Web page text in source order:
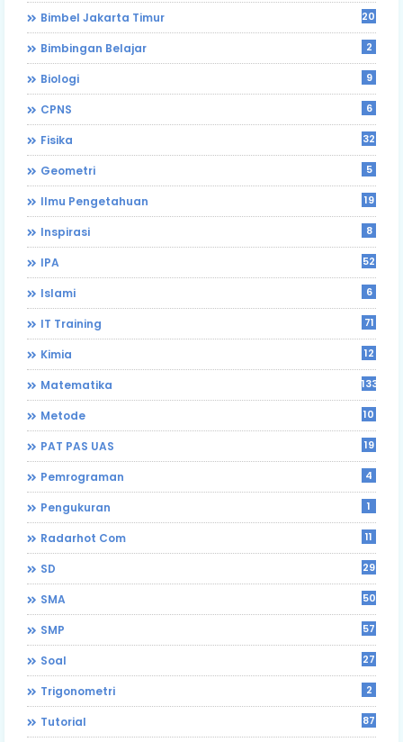
Bimbel Jakarta Timur 203
Bimbingan Belajar 2
Biologi 9
CPNS 6
Fisika 32
Geometri 5
Ilmu Pengetahuan 19
Inspirasi 8
IPA 52
Islami 6
IT Training 71
Kimia 12
Matematika 133
Metode 10
PAT PAS UAS 19
Pemrograman 4
Pengukuran 1
Radarhot Com 11
SD 29
SMA 50
SMP 57
Soal 27
Trigonometri 2
Tutorial 87